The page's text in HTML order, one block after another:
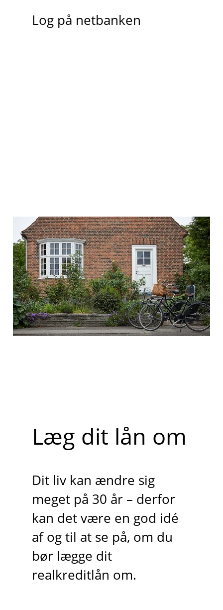
Log på netbanken
Læg dit lån om
Dit liv kan ændre sig
meget på 30 år – derfor
kan det være en god idé
af og til at se på, om du
bør lægge dit
realkreditlån om.